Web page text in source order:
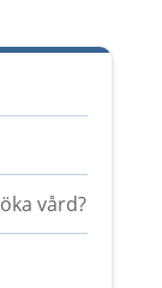
vård?